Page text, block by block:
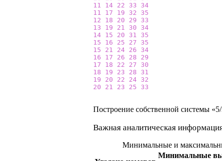
11
14 22 33
34
11
17 19 32
35
12
18 20 29
33
13
19 21 30
34
14 15 20 31
35
15
16 25 27
35
15
21 24 26
34
16
17 26 28
29
17
18 22 27
30
18
19 23 28
31
19
20 22 24 32
20
21 23 25 33
Построение собственной системы
Важная аналитическая
Минимальные и
Минимальные